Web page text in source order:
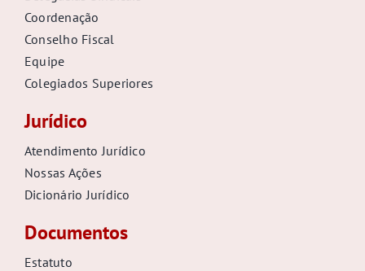
Coordenação
Conselho Fiscal
Equipe
Colegiados Superiores
Jurídico
Atendimento Jurídico
Nossas Ações
Dicionário Jurídico
Documentos
Estatuto